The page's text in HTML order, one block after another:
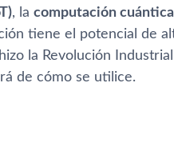
, la computación cuántica
tiene el potencial de
la Revolución
de cómo se utilice.